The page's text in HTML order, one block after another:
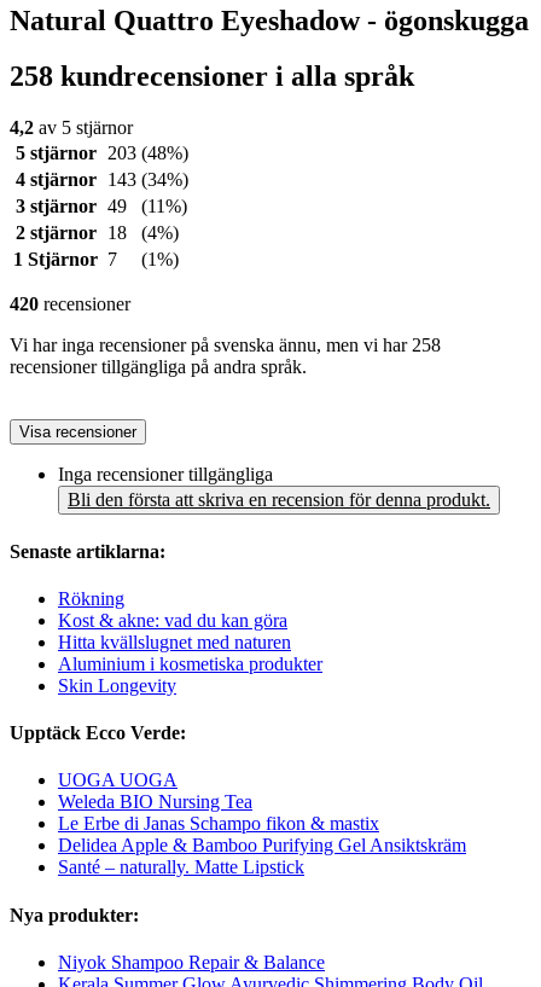
Natural Quattro Eyeshadow - ögonskugga
258 kundrecensioner i alla språk
4,2 av 5 stjärnor
5 stjärnor
203 (48%)
4 stjärnor
143 (34%)
3 stjärnor 49
(11%)
2 stjärnor
18
(4%)
1 Stjärnor 7 (1%)
420 recensioner
Vi har inga recensioner på svenska ännu, men vi har 258
recensioner tillgängliga på andra språk.
Visa recensioner
Inga recensioner tillgängliga
Bli den första att skriva en recension för denna produkt.
Senaste artiklarna:
Rökning
Kost & akne: vad du kan göra
Hitta kvällslugnet med naturen
Aluminium i kosmetiska produkter
Skin Longevity
Upptäck Ecco Verde:
UOGA UOGA
Weleda BIO Nursing Tea
Le Erbe di Janas Schampo fikon & mastix
Delidea Apple & Bamboo Purifying Gel Ansiktskräm
Santé – naturally. Matte Lipstick
Nya produkter:
Niyok Shampoo Repair & Balance